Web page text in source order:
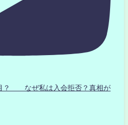
？ なぜ私は入会拒否？真相が